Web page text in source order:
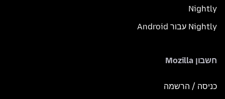
Nightly
Nightly עבור Android
חשבון Mozilla
כניסה / הרשמה